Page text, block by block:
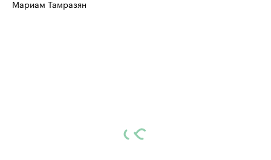
Мариам Тамразян